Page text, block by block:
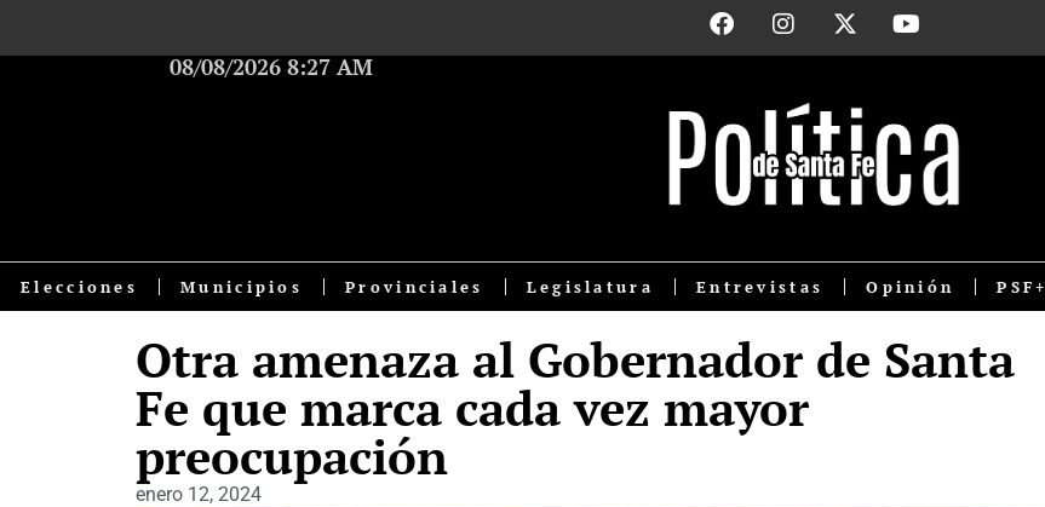
08/08/2026 8:27 AM
Elecciones Municipios Provinciales Legislatura Entrevistas Opinión PSF+
Otra amenaza al Gobernador de Santa
Fe que marca cada vez mayor
preocupación
enero 12, 2024